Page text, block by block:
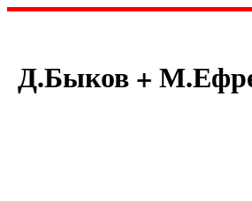
Д.Быков +